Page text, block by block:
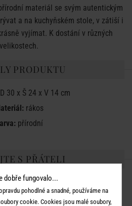
materiál se svým autentickým
a na kuchyňském stole, v zátiší i
vyjímat. K dostání v různých
velikostech.
PRODUKTU
30 x Š 24 x V 14 cm
rákos
přírodní
S PŘÁTELI
dobře fungovalo...
pohodlné a snadné, používáme na
cookie. Cookies jsou malé soubory,